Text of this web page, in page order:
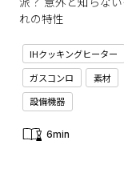
れの特性
IHクッキングヒーター
ガスコンロ
素材
設備機器
6min